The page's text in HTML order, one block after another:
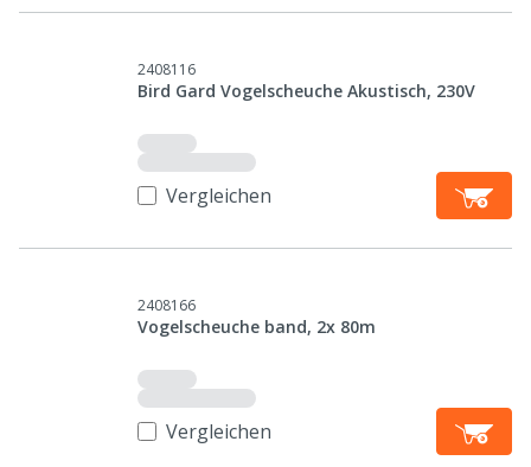
2408116
Bird Gard Vogelscheuche Akustisch, 230V
Vergleichen
2408166
Vogelscheuche band, 2x 80m
Vergleichen